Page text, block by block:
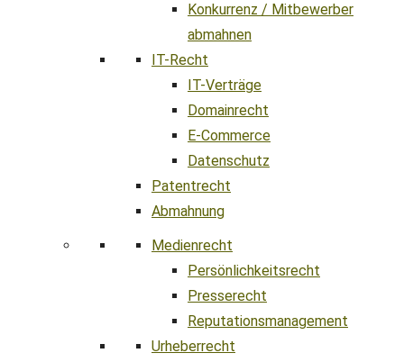
Konkurrenz / Mitbewerber
abmahnen
IT-Recht
IT-Verträge
Domainrecht
E-Commerce
Datenschutz
Patentrecht
Abmahnung
Medienrecht
Persönlichkeitsrecht
Presserecht
Reputationsmanagement
Urheberrecht